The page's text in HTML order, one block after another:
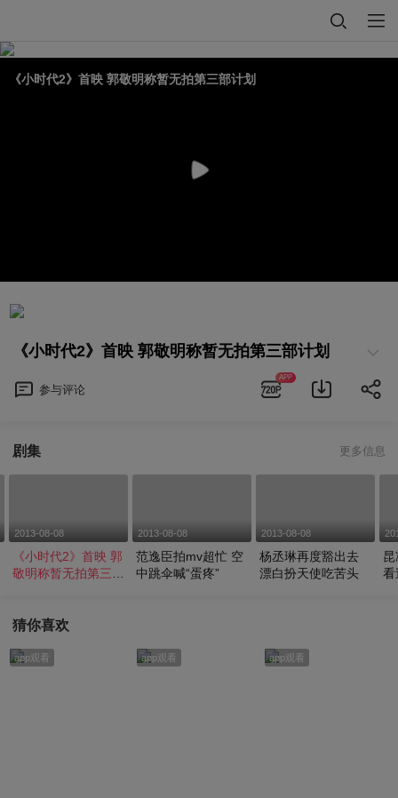
《小时代2》首映 郭敬明称暂无拍第三部计划
《小时代2》首映 郭敬明称暂无拍第三部计划
参与评论
APP
剧集 更多信息
2013-08-08
《小时代2》首映 郭
敬明称暂无拍第三部
2013-08-08
范逸臣拍mv超忙 空
中跳伞喊“蛋疼”
2013-08-08
杨丞琳再度豁出去
漂白扮天使吃苦头
看
猜你喜欢
app观看 app观看 app观看